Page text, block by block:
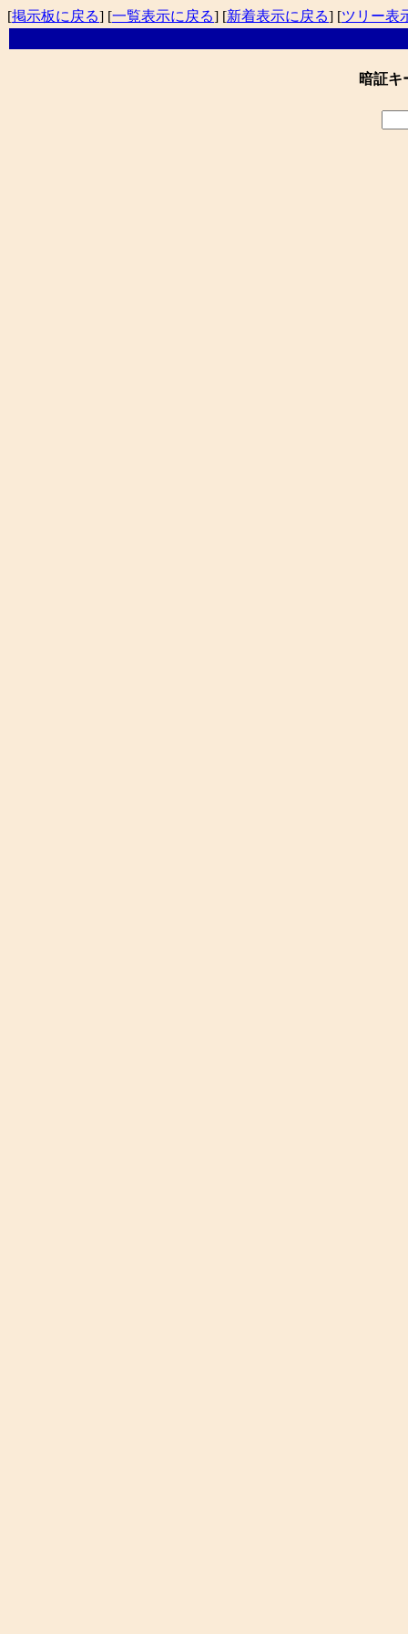
[掲示板に戻る] [一覧表示に戻る] [新着表示に戻る] [ツリー表
暗証キ